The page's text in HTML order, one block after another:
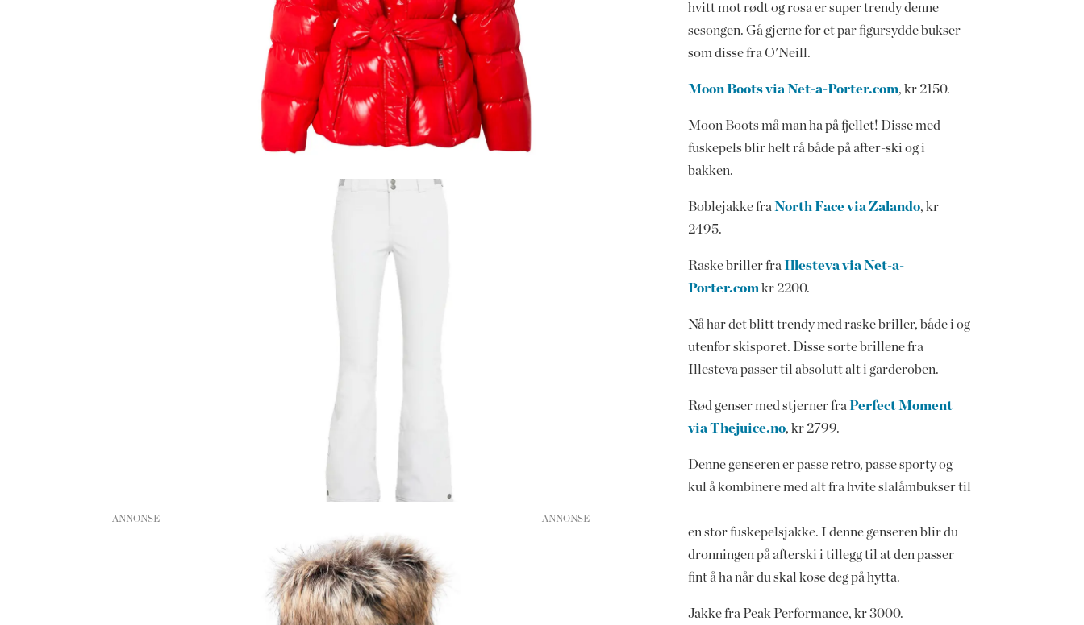
hvitt mot rødt og rosa er super trendy denne
sesongen. Gå gjerne for et par figursydde bukser
som disse fra O'Neill.
ANNONSE
Moon Boots via Net-a-Porter.com, kr 2150.
Moon Boots må man ha på fjellet! Disse med
fuskepels blir helt rå både på after-ski og i
bakken.
Boblejakke fraNorth Face via Zalando, kr
2495.
Raske briller fra Illesteva via Net-a-
Porter.com kr 2200.
Nå har det blitt trendy med raske briller, både i og
utenfor skisporet. Disse sorte brillene fra
Illesteva passer til absolutt alt i garderoben.
Rød genser med stjerner fraPerfect Moment
via Thejuice.no, kr 2799.
Denne genseren er passe retro, passe sporty og
kul å kombinere med alt fra hvite slalåmbukser til
en stor fuskepelsjakke. I denne genseren blir du
dronningen på afterski i tillegg til at den passer
fint å ha når du skal kose deg på hytta.
Jakke fra Peak Performance, kr 3000.